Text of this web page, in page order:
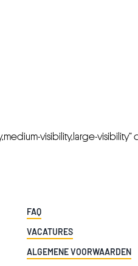
visibility,large-visibility”
FAQ
VACATURES
ALGEMENE VOORWAARDEN